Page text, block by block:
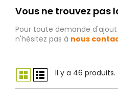
Vous ne trouvez pas
Pour toute demande
n'hésitez pas à nous
Il y a 46 produits.